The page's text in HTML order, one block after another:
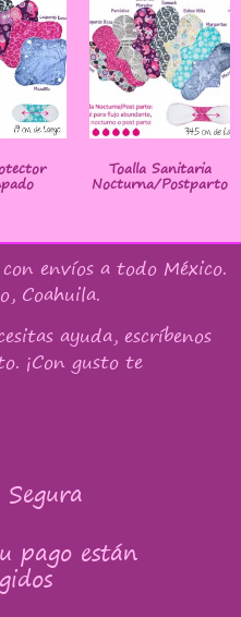
Toalla Sanitaria
Nocturna/Postparto
envíos a todo México.
Coahuila.
ayuda, escríbenos
¡Con gusto te
pago están